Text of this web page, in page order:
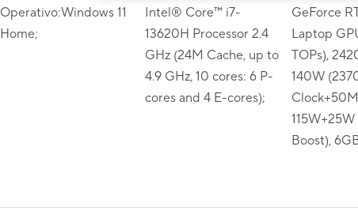
Operativo:Windows 11
Home;
Intel® Core™ i7-
13620H Processor 2.4
GHz (24M Cache, up to
4.9 GHz, 10 cores: 6 P-
cores and 4 E-cores);
GeForce
Laptop
TOPs),
140W
Boost),